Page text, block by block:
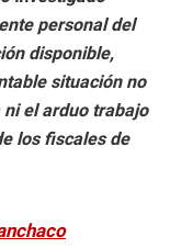
personal del
disponible,
situación no
el arduo trabajo
los fiscales de